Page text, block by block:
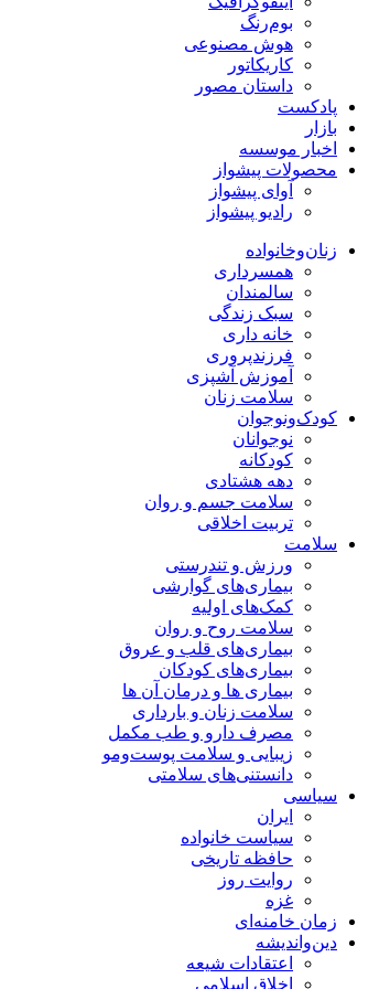
بوم‌رنگ
هوش مصنوعی
کاریکاتور
داستان مصور
پادکست
بازار
اخبار موسسه
محصولات پیشواز
آوای پیشواز
رادیو پیشواز
زنان‌وخانواده
همسرداری
سالمندان
سبک زندگی
خانه داری
فرزندپروری
آموزش آشپزی
سلامت زنان
کودک‌ونوجوان
نوجوانان
کودکانه
دهه هشتادی
سلامت جسم و روان
تربیت اخلاقی
سلامت
ورزش و تندرستی
بیماری‌های گوارشی
کمک‌های اولیه
سلامت روح و روان
بیماری‌های قلب و عروق
بیماری‌های کودکان
بیماری ها و درمان آن ها
سلامت زنان و بارداری
مصرف دارو و طب مکمل
زیبایی و سلامت پوست‌ومو
دانستنی‌های سلامتی
سیاسی
ایران
سیاست خانواده
حافظه تاریخی
روایت روز
غزه
زمان خامنه‌ای
دین‌واندیشه
اعتقادات شیعه
اخلاق اسلامی